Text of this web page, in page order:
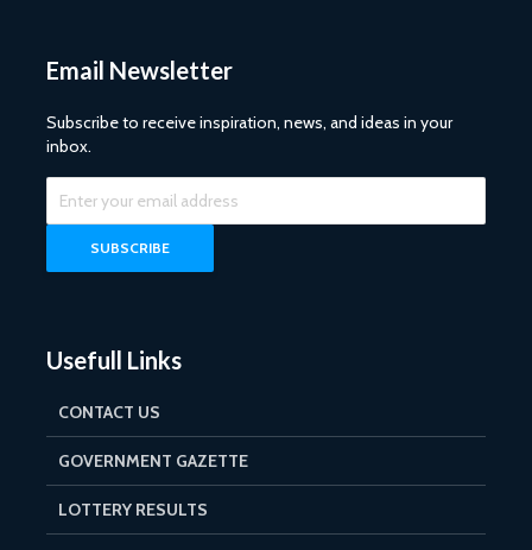
Email Newsletter
Subscribe to receive inspiration, news, and ideas in your
inbox.
Usefull Links
CONTACT US
GOVERNMENT GAZETTE
LOTTERY RESULTS